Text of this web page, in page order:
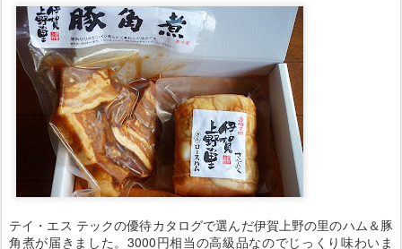
テイ・エス テックの優待カタログで選んだ伊賀上野の里のハム＆豚
角煮が届きました。3000円相当の高級品なのでじっくり味わいま